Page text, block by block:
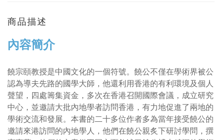
商品描述
內容簡介
饒宗頤教授是中國文化的一個符號。饒公不僅在學術界被公
認為導夫先路的國學大師，他還利用香港的有利環境及個人
聲望，四處籌集資金，多次在香港召開國際會議，成立研究
中心，並邀請大批內地學者訪問香港，有力地促進了兩地的
學術交流和發展。本書的二十多位作者多為當年接受饒公的
邀請來港訪問的內地學人，他們在饒公親炙下研討學問，撰